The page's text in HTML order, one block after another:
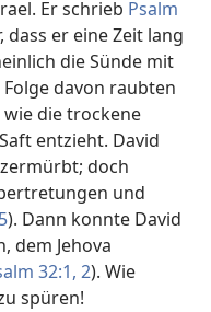
Er schrieb Psalm
dass er eine Zeit lang
die Sünde mit
davon raubten
die trockene
entzieht. David
doch
und
). Dann konnte David
dem Jehova
32:1, 2). Wie
spüren!